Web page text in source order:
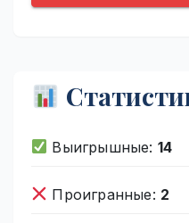
Выигрышные: 14
Проигранные: 2